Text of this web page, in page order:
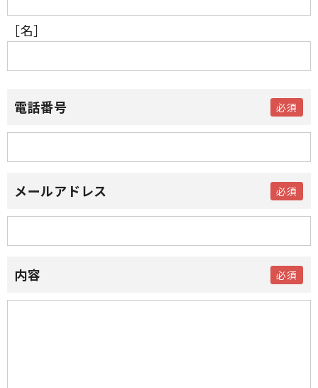
［名］
電話番号
メールアドレス
内容